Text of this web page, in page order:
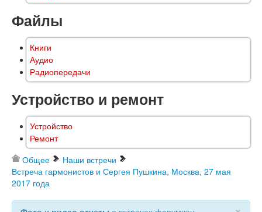
Файлы
Книги
Аудио
Радиопередачи
Устройство и ремонт
Устройство
Ремонт
Общее
Наши встречи
Встреча гармонистов и Сергея Пушкина, Москва, 27 мая
2017 года